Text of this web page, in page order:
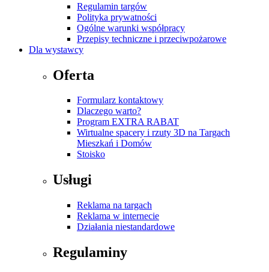
Regulamin targów
Polityka prywatności
Ogólne warunki współpracy
Przepisy techniczne i przeciwpożarowe
Dla wystawcy
Oferta
Formularz kontaktowy
Dlaczego warto?
Program EXTRA RABAT
Wirtualne spacery i rzuty 3D na Targach
Mieszkań i Domów
Stoisko
Usługi
Reklama na targach
Reklama w internecie
Działania niestandardowe
Regulaminy